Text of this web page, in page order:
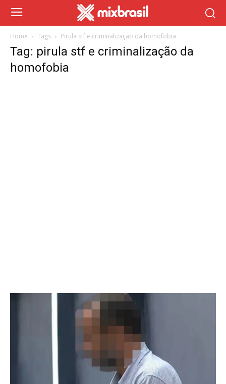
Home Tags Pirula stf e criminalização da homofobia
Tag: pirula stf e criminalização da
homofobia